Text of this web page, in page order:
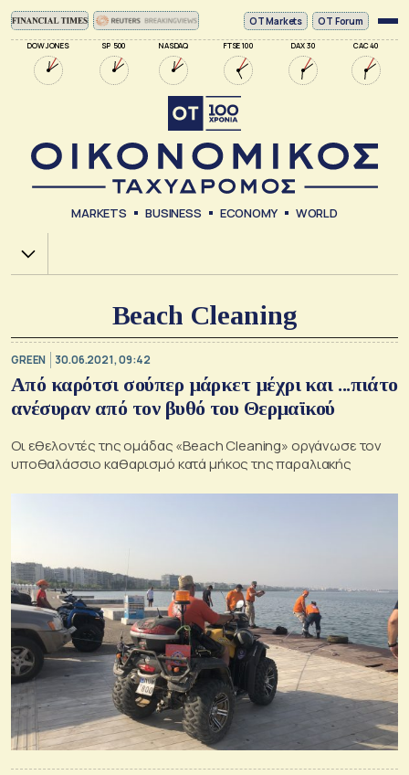
DOW JONES SP 500 NASDAQ FTSE 100 DAX 30 CAC 40
ΟΤ Markets OT Forum
MARKETS BUSINESS ECONOMY WORLD
Χ.Α.
Beach Cleaning
GREEN 30.06.2021, 09:42
Από καρότσι σούπερ μάρκετ μέχρι και ...πιάτο
ανέσυραν από τον βυθό του Θερμαϊκού
Οι εθελοντές της ομάδας «Beach Cleaning» οργάνωσε τον
υποθαλάσσιο καθαρισμό κατά μήκος της παραλιακής